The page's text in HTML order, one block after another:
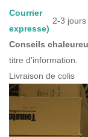
Courrier
expresse)
2-3 jours
Conseils
titre d'information.
Livraison de colis